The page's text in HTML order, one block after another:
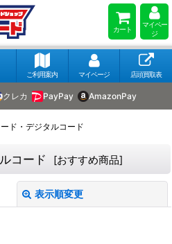
カート
マイペー
ジ
ご利用案内 マイページ 店頭買取表
クレカ PayPay AmazonPay
ド・デジタルコード
コード [おすすめ商品]
表示順変更